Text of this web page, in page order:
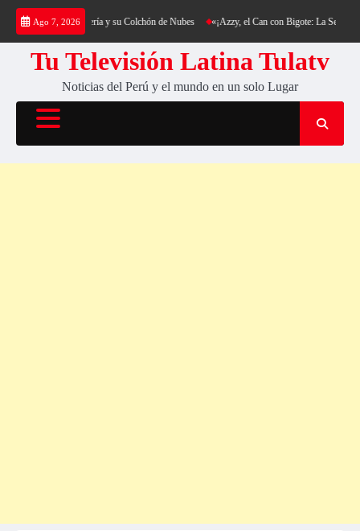
Saltar
contenido
Ago 7, 2026
al Cerro Cantería y su Colchón de Nubes «¡Azzy, el Can con Bigote: La Sensación
Tu Televisión Latina Tulatv
Noticias del Perú y el mundo en un solo Lugar